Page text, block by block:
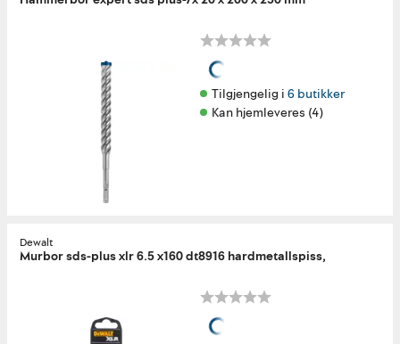
Tilgjengelig i 6 butikker
Kan hjemleveres (4)
Dewalt
Murbor sds-plus xlr 6.5 x160 dt8916 hardmetallspiss,